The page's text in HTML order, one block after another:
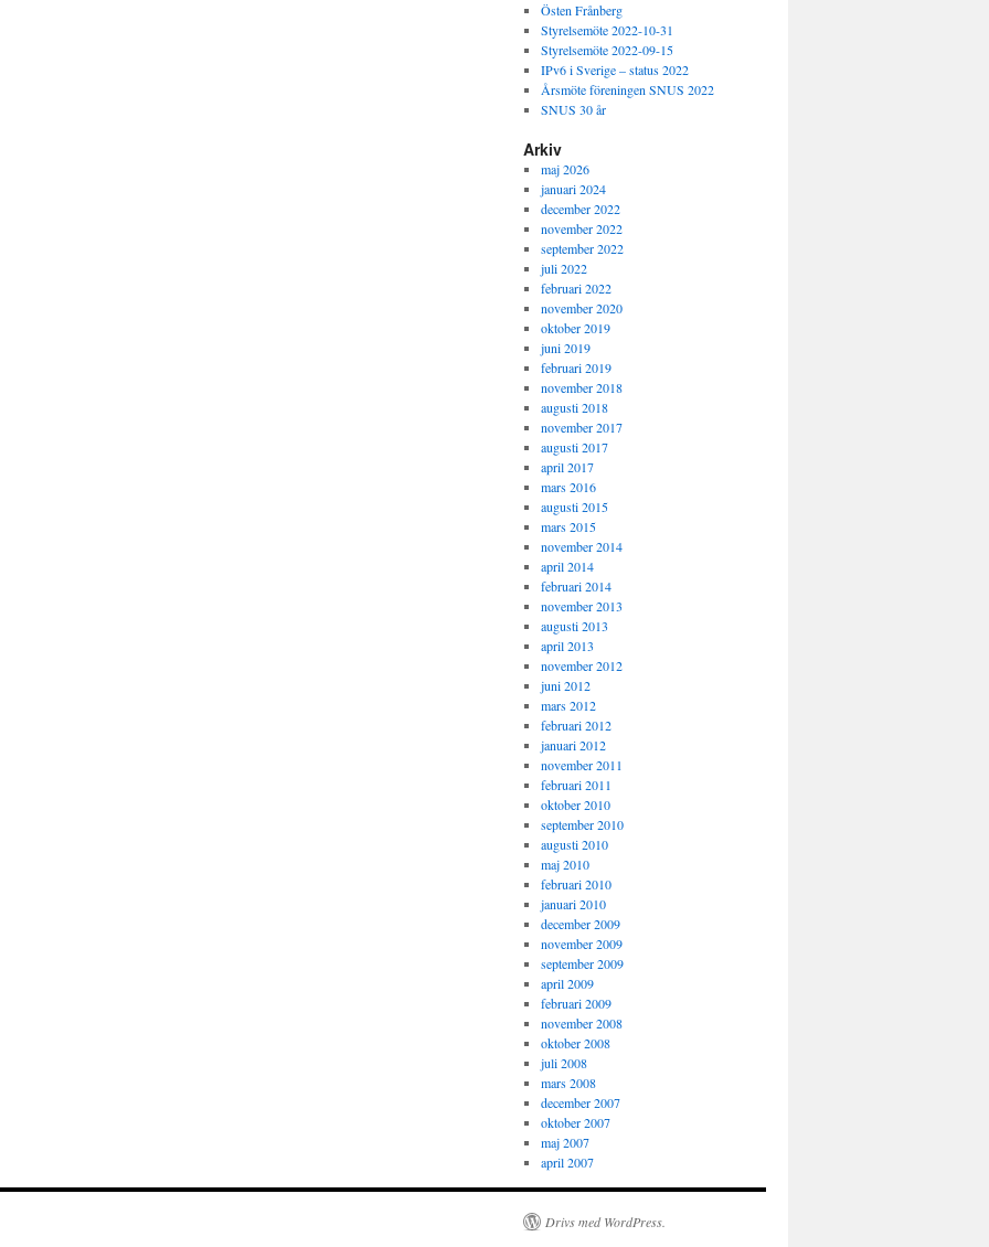
Östen Frånberg
Styrelsemöte 2022-10-31
Styrelsemöte 2022-09-15
IPv6 i Sverige – status 2022
Årsmöte föreningen SNUS 2022
SNUS 30 år
Arkiv
maj 2026
januari 2024
december 2022
november 2022
september 2022
juli 2022
februari 2022
november 2020
oktober 2019
juni 2019
februari 2019
november 2018
augusti 2018
november 2017
augusti 2017
april 2017
mars 2016
augusti 2015
mars 2015
november 2014
april 2014
februari 2014
november 2013
augusti 2013
april 2013
november 2012
juni 2012
mars 2012
februari 2012
januari 2012
november 2011
februari 2011
oktober 2010
september 2010
augusti 2010
maj 2010
februari 2010
januari 2010
december 2009
november 2009
september 2009
april 2009
februari 2009
november 2008
oktober 2008
juli 2008
mars 2008
december 2007
oktober 2007
maj 2007
april 2007
Drivs med WordPress.